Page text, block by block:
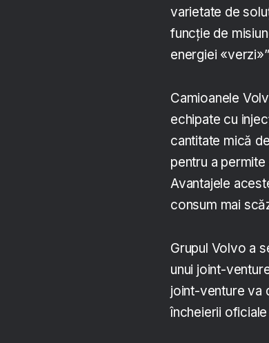
varietate de
funcție de
energiei
Camioanele
echipate cu
cantitate mică
pentru a
Avantajele
consum mai
Grupul Volvo a
unui joint-
joint-venture va
încheierii